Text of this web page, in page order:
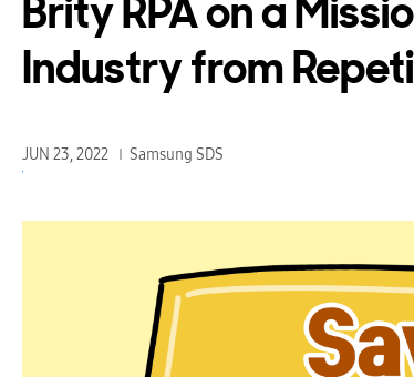
Brity RPA on a
Industry from
JUN 23, 2022 Samsung SDS